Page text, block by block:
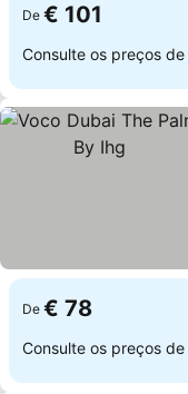
De € 101
Consulte os preços de
De € 78
Consulte os preços de